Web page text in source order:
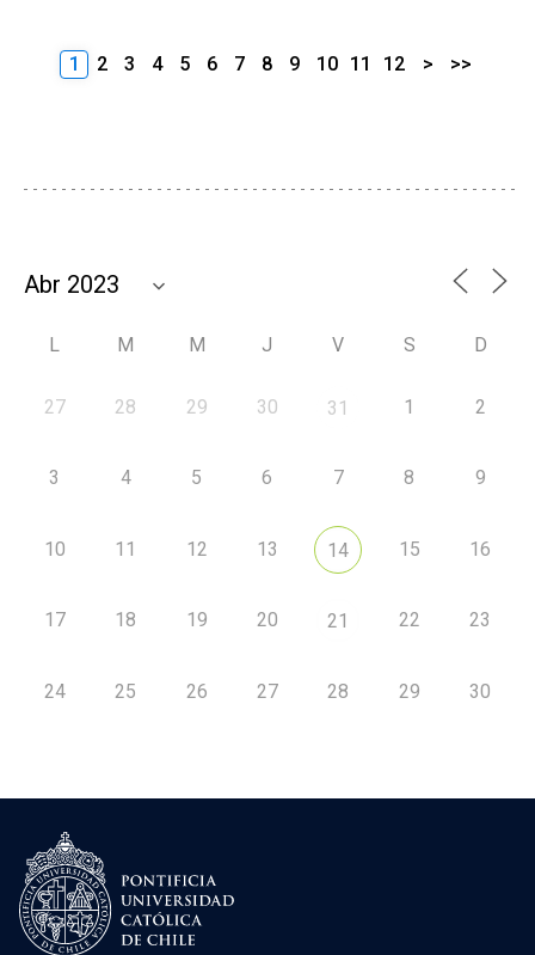
1 2 3 4 5 6 7 8 9 10 11 12 > >>
L M M J V S D
27 28 29 30 31 1 2
3 4 5 6 7 8 9
10 11 12 13 14 15 16
17 18 19 20 21 22 23
24 25 26 27 28 29 30